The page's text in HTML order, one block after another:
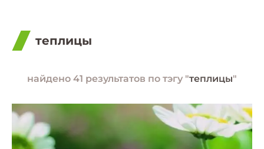
теплицы
найдено 41 результатов по тэгу "теплицы"